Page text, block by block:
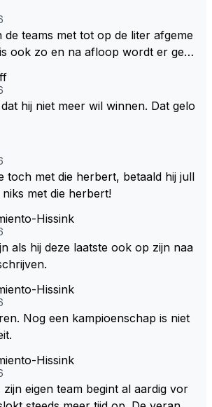
de teams met tot op de liter afgeme
is Vettel ooit gediskwalificeerd. J
wel eens dat ze brandstoof moete
engineer denkt dat ze die ene li
verhogen naar bijv. 5 liter en dan di
niet mee te tellen. Na x ronden
niet nog 5 maar x liter inzitten.
hij niet meer wil winnen. Dat gelo
toch met die herbert, betaald hij jull
met die herbert!
Hissink
als hij deze laatste ook op zijn naa
Hissink
Nog een kampioenschap is niet
Hissink
zijn eigen team begint al aardig vor